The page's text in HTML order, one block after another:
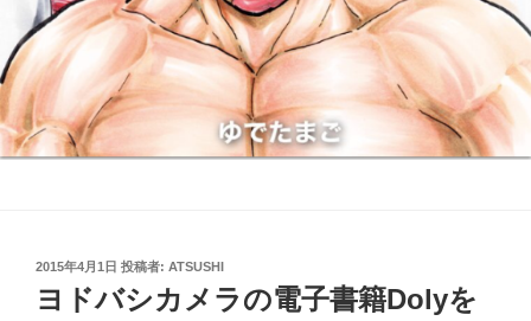
投
稿
日:
2015年4月1日 投稿者: ATSUSHI
ヨドバシカメラの電子書籍Dolyを